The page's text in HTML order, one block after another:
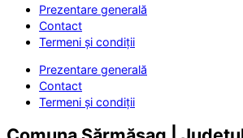
Prezentare generală
Contact
Termeni și condiții
Prezentare generală
Contact
Termeni și condiții